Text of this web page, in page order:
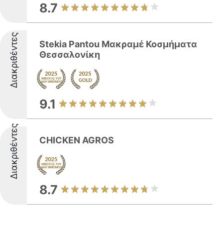
8.7
Διακριθέντες
Stekia Pantou Μακραμέ Κοσμήματα
Θεσσαλονίκη
9.1
Διακριθέντες CHICKEN AGROS
8.7